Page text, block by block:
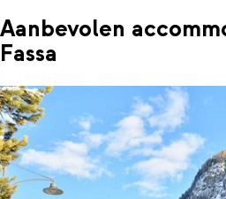
Aanbevolen
Fassa